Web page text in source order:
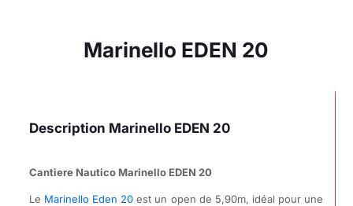
Marinello EDEN 20
Description Marinello EDEN 20
Cantiere Nautico Marinello EDEN 20
Le Marinello Eden 20 est un open de 5,90m, idéal pour une